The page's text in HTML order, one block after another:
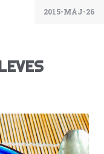
2015-MÁJ-26